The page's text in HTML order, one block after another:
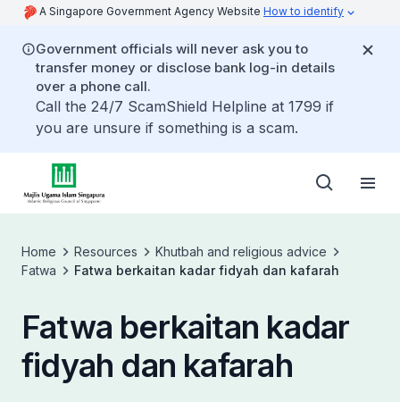
A Singapore Government Agency Website How to identify
Government officials will never ask you to
transfer money or disclose bank log-in details
over a phone call.
Call the 24/7 ScamShield Helpline at 1799 if
you are unsure if something is a scam.
Home Resources
Khutbah and religious advice
Fatwa
Fatwa berkaitan kadar fidyah dan kafarah
Fatwa berkaitan kadar
fidyah dan kafarah